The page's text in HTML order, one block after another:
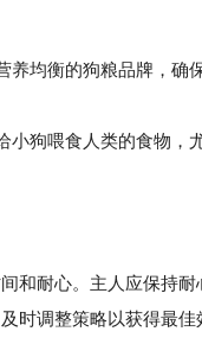
养均衡的狗粮品牌，确
狗喂食人类的食物，
和耐心。主人应保持
时调整策略以获得最佳